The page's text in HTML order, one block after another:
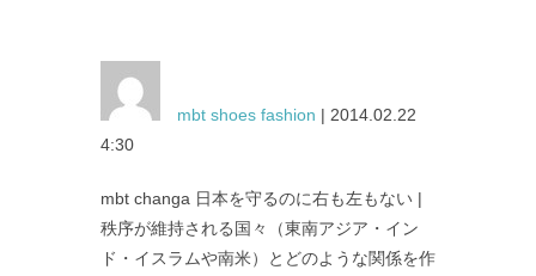
mbt shoes fashion | 2014.02.22
4:30
mbt changa 日本を守るのに右も左もない |
秩序が維持される国々（東南アジア・イン
ド・イスラムや南米）とどのような関係を作